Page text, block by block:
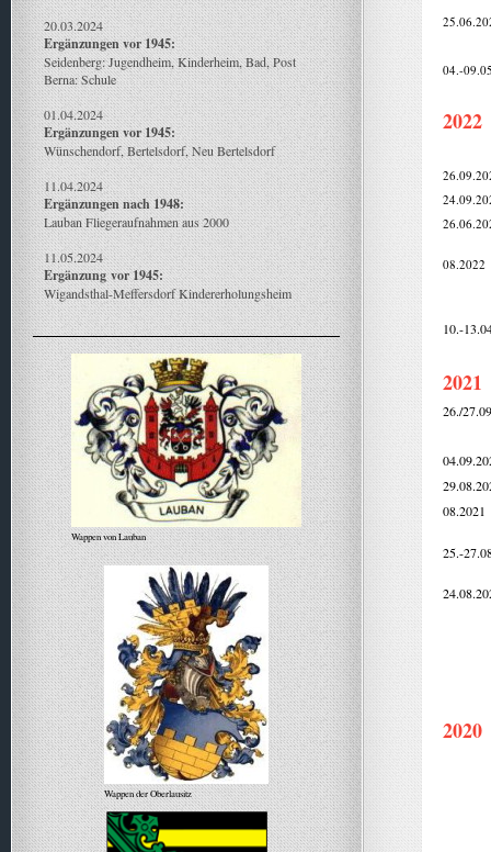
20.03.2024
Ergänzungen vor 1945:
Seidenberg: Jugendheim, Kinderheim, Bad, Post
Berna: Schule
01.04.2024
Ergänzungen vor 1945:
Wünschendorf, Bertelsdorf, Neu Bertelsdorf
11.04.2024
Ergänzungen nach 1948:
Lauban Fliegeraufnahmen aus 2000
11.05.2024
Ergänzungvor 1945:
Wigandsthal-Meffersdorf Kindererholungsheim
Wappen von Lauban
Wappen der Oberlausitz
04.-
2022
08.2022
10.-
2021
26./
08.2021
25.-
2020